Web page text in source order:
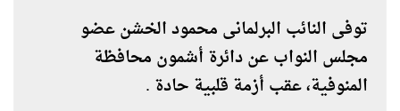
توفى النائب البرلمانى محمود الخشن عضو
مجلس النواب عن دائرة أشمون محافظة
المنوفية، عقب أزمة قلبية حادة .